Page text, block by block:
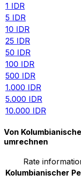
1 IDR
5 IDR
10 IDR
25 IDR
50 IDR
100 IDR
500 IDR
1.000 IDR
5.000 IDR
10.000 IDR
Von
umrechnen
Rate
Kolumbianischer